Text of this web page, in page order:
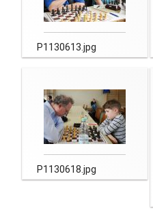
P1130613.jpg
P1130618.jpg